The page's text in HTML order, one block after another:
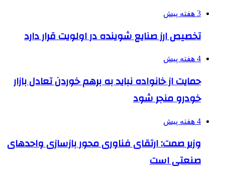
3 هفته پیش
تخصیص ارز صنایع شوینده در اولویت قرار دارد
4 هفته پیش
حمایت از خانواده نباید به برهم خوردن تعادل بازار
خودرو منجر شود
4 هفته پیش
وزیر صمت: ارتقای فناوری محور بازسازی واحدهای
صنعتی است